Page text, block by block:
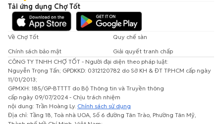
Tải ứng dụng Chợ Tốt
Về Chợ Tốt
Quy chế sàn
Chính sách bảo mật
Giải quyết tranh chấp
CÔNG TY TNHH CHỢ TỐT - Người đại diện theo pháp luật:
Nguyễn Trọng Tấn; GPDKKD: 0312120782 do Sở KH & ĐT TP.HCM cấp ngày
11/01/2013;
GPMXH: 185/GP-BTTTT do Bộ Thông tin và Truyền thông
cấp ngày 09/07/2024 - Chịu trách nhiệm
nội dung: Trần Hoàng Ly. Chính sách sử dụng
Địa chỉ: Tầng 18, Toà nhà UOA, Số 6 đường Tân Trào, Phường Tân Mỹ,